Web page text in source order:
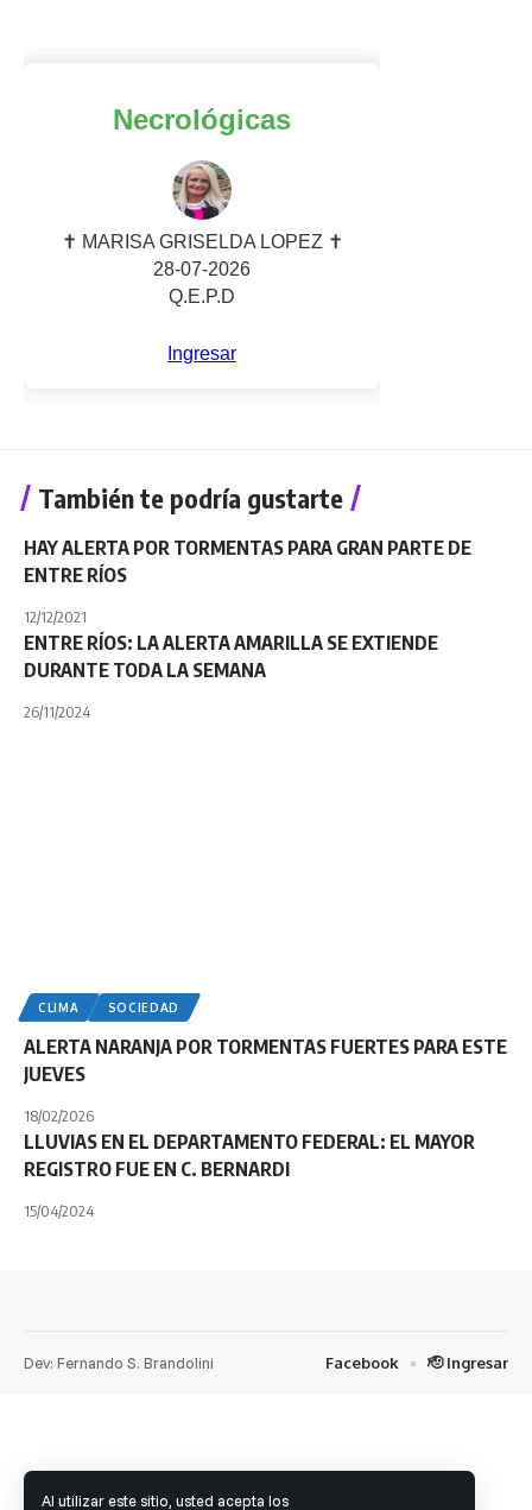
Al utilizar este sitio, usted acepta los
También te podría gustarte
HAY ALERTA POR TORMENTAS PARA GRAN PARTE DE
ENTRE RÍOS
12/12/2021
ENTRE RÍOS: LA ALERTA AMARILLA SE EXTIENDE
DURANTE TODA LA SEMANA
26/11/2024
CLIMA SOCIEDAD
ALERTA NARANJA POR TORMENTAS FUERTES PARA ESTE
JUEVES
18/02/2026
LLUVIAS EN EL DEPARTAMENTO FEDERAL: EL MAYOR
REGISTRO FUE EN C. BERNARDI
15/04/2024
Dev: Fernando S. Brandolini Facebook 🫡 Ingresar